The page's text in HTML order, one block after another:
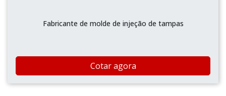
Fabricante de molde de injeção de tampas
Cotar agora